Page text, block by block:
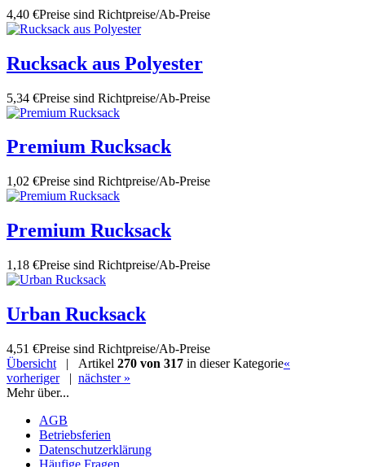
4,40 €Preise sind Richtpreise/Ab-Preise
Rucksack aus Polyester
5,34 €Preise sind Richtpreise/Ab-Preise
Premium Rucksack
1,02 €Preise sind Richtpreise/Ab-Preise
Premium Rucksack
1,18 €Preise sind Richtpreise/Ab-Preise
Urban Rucksack
4,51 €Preise sind Richtpreise/Ab-Preise
Übersicht | Artikel 270 von 317 in dieser Kategorie«
vorheriger| nächster »
Mehr über...
AGB
Betriebsferien
Datenschutzerklärung
Häufige Fragen